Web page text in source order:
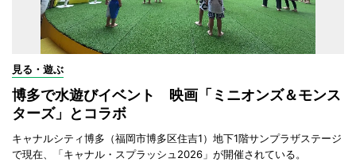
見る・遊ぶ
博多で水遊びイベント 映画「ミニオンズ＆モンス
ターズ」とコラボ
キャナルシティ博多（福岡市博多区住吉1）地下1階サンプラザステージ
で現在、「キャナル・スプラッシュ2026」が開催されている。